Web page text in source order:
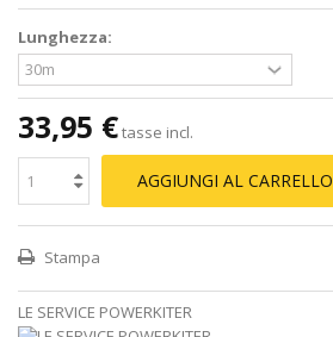
Lunghezza:
33,95 €tasse incl.
AGGIUNGI AL CARRELLO
Stampa
LE SERVICE POWERKITER